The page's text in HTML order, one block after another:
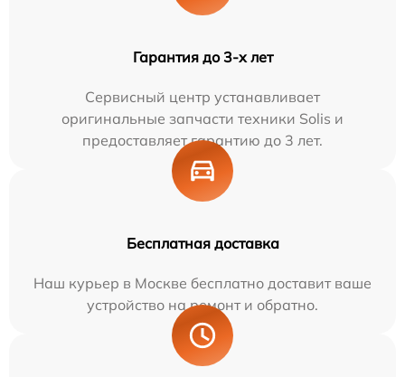
Гарантия до 3-х лет
Сервисный центр устанавливает
оригинальные запчасти техники Solis и
предоставляет гарантию до 3 лет.
Бесплатная доставка
Наш курьер в Москве бесплатно доставит ваше
устройство на ремонт и обратно.